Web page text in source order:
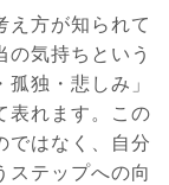
え方が知られて
の気持ちという
独・悲しみ」
表れます。この
ではなく、自分
ステップへの向